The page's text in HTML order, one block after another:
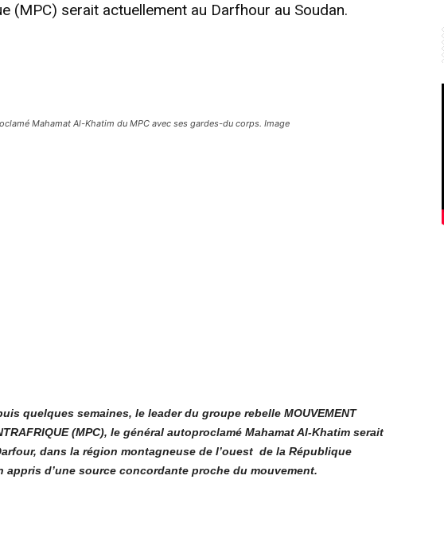
(MPC) serait actuellement au Darfhour au Soudan.
Mahamat Al-Khatim du MPC avec ses gardes-du corps. Image
quelques semaines, le leader du groupe rebelle MOUVEMENT
(MPC), le général autoproclamé Mahamat Al-Khatim serait
dans la région montagneuse de l’ouest de la République
appris d’une source concordante proche du mouvement.